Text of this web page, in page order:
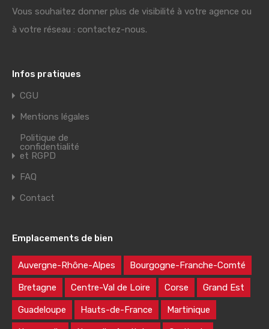
Vous souhaitez donner plus de visibilité à votre agence ou
à votre réseau : contactez-nous.
Infos pratiques
CGU
Mentions légales
Politique de
confidentialité
et RGPD
FAQ
Contact
Emplacements de bien
Auvergne-Rhône-Alpes Bourgogne-Franche-Comté
Bretagne Centre-Val de Loire Corse Grand Est
Guadeloupe Hauts-de-France Martinique